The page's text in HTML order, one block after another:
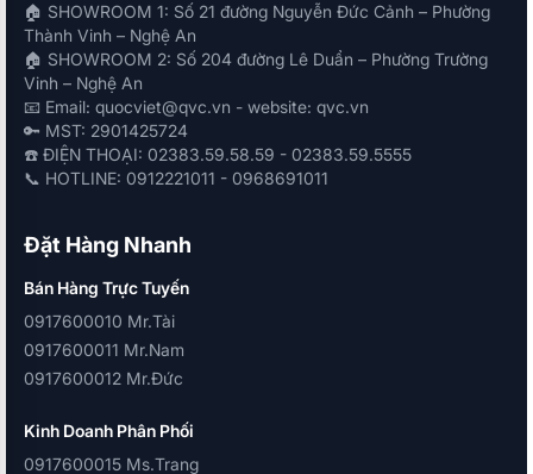
🏠 SHOWROOM 1: Số 21 đường Nguyễn Đức Cảnh – Phường
Thành Vinh – Nghệ An
🏠 SHOWROOM 2: Số 204 đường Lê Duẩn – Phường Trường
Vinh – Nghệ An
📧 Email: quocviet@qvc.vn - website: qvc.vn
🔑 MST: 2901425724
☎️ ĐIỆN THOẠI: 02383.59.58.59 - 02383.59.5555
📞 HOTLINE: 0912221011 - 0968691011
Đặt Hàng Nhanh
Bán Hàng Trực Tuyến
0917600010 Mr.Tài
0917600011 Mr.Nam
0917600012 Mr.Đức
Kinh Doanh Phân Phối
0917600015 Ms.Trang